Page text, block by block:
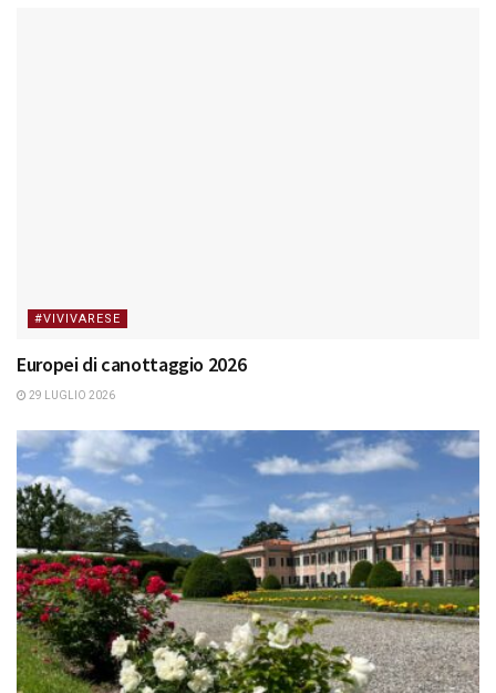
#VIVIVARESE
Europei di canottaggio 2026
29 LUGLIO 2026